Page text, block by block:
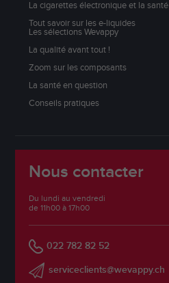
La cigarettes électronique et la santé
Tout savoir sur les e-liquides
Les sélections Wevappy
La qualité avant tout !
Zoom sur les composants
La santé en question
Conseils pratiques
Nous contacter
Du lundi au vendredi
de 11h00 à 17h00
022 782 82 52
serviceclients@wevappy.ch